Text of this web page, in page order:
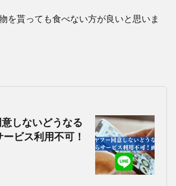
を貰っても食べない方が良いと思いま
しないどうなる
ビス利用不可！